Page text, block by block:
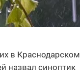
в Краснодарском
назвал синоптик